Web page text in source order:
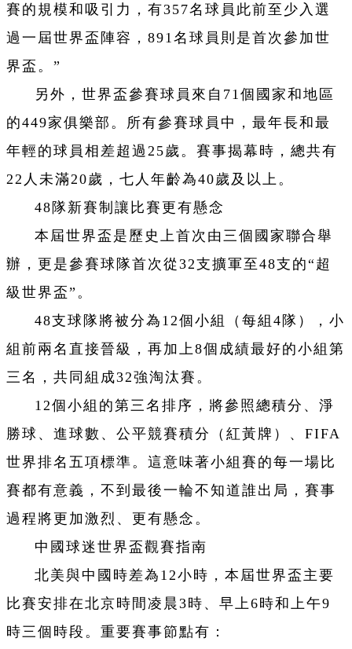
賽的規模和吸引力，有357名球員此前至少入選
過一屆世界盃陣容，891名球員則是首次參加世
界盃。”
另外，世界盃參賽球員來自71個國家和地區
的449家俱樂部。所有參賽球員中，最年長和最
年輕的球員相差超過25歲。賽事揭幕時，總共有
22人未滿20歲，七人年齡為40歲及以上。
48隊新賽制讓比賽更有懸念
本屆世界盃是歷史上首次由三個國家聯合舉
辦，更是參賽球隊首次從32支擴軍至48支的“超
級世界盃”。
48支球隊將被分為12個小組（每組4隊），小
組前兩名直接晉級，再加上8個成績最好的小組第
三名，共同組成32強淘汰賽。
12個小組的第三名排序，將參照總積分、淨
勝球、進球數、公平競賽積分（紅黃牌）、FIFA
世界排名五項標準。這意味著小組賽的每一場比
賽都有意義，不到最後一輪不知道誰出局，賽事
過程將更加激烈、更有懸念。
中國球迷世界盃觀賽指南
北美與中國時差為12小時，本屆世界盃主要
比賽安排在北京時間凌晨3時、早上6時和上午9
時三個時段。重要賽事節點有：